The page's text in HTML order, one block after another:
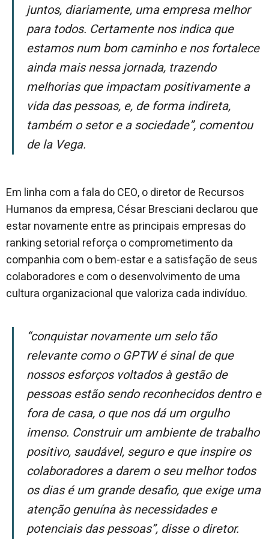
juntos, diariamente, uma empresa melhor
para todos. Certamente nos indica que
estamos num bom caminho e nos fortalece
ainda mais nessa jornada, trazendo
melhorias que impactam positivamente a
vida das pessoas, e, de forma indireta,
também o setor e a sociedade”, comentou
de la Vega.
Em linha com a fala do CEO, o diretor de Recursos
Humanos da empresa, César Bresciani declarou que
estar novamente entre as principais empresas do
ranking setorial reforça o comprometimento da
companhia com o bem-estar e a satisfação de seus
colaboradores e com o desenvolvimento de uma
cultura organizacional que valoriza cada indivíduo.
“Conquistar novamente um selo tão
relevante como o GPTW é sinal de que
nossos esforços voltados à gestão de
pessoas estão sendo reconhecidos dentro e
fora de casa, o que nos dá um orgulho
imenso. Construir um ambiente de trabalho
positivo, saudável, seguro e que inspire os
colaboradores a darem o seu melhor todos
os dias é um grande desafio, que exige uma
atenção genuína às necessidades e
potenciais das pessoas”, disse o diretor.